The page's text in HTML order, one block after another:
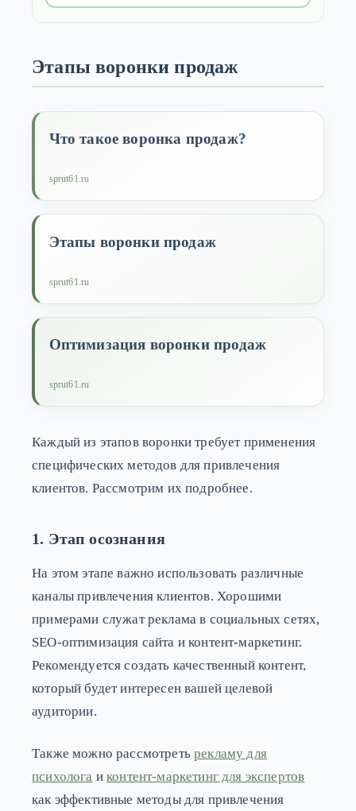
Этапы воронки продаж
Что такое воронка продаж?
sprut61.ru
Этапы воронки продаж
sprut61.ru
Оптимизация воронки продаж
sprut61.ru
Каждый из этапов воронки требует применения
специфических методов для привлечения
клиентов. Рассмотрим их подробнее.
1. Этап осознания
На этом этапе важно использовать различные
каналы привлечения клиентов. Хорошими
примерами служат реклама в социальных сетях,
SEO-оптимизация сайта и контент-маркетинг.
Рекомендуется создать качественный контент,
который будет интересен вашей целевой
аудитории.
Также можно рассмотретьрекламу для
психолога иконтент-маркетинг для экспертов
как эффективные методы для привлечения